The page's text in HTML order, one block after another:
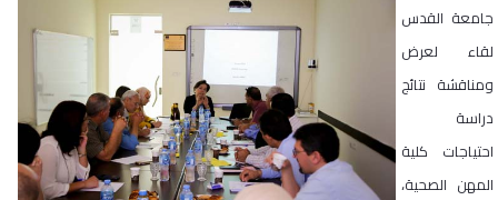
جامعة القدس
لقاء لعرض
ومناقشة نتائج
دراسة
احتياجات كلية
المهن الصحية،